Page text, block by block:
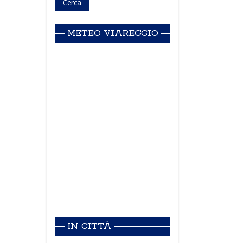
METEO VIAREGGIO
IN CITTÀ